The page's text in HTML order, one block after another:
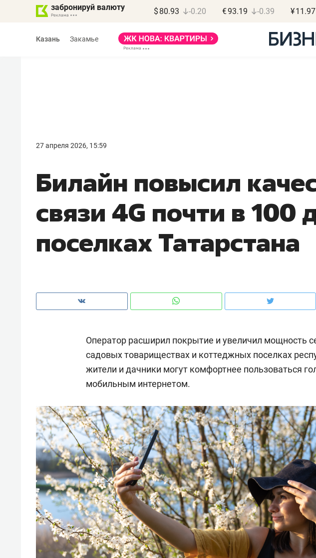
забронируй валюту $ 80.93 -0.20 €93.19 -0.39 ¥11.97
Казань Закамье
27 апреля 2026, 15:59
Билайн повысил
связи 4G почти в 100
поселках Татарстана
Оператор расширил покрытие и увеличил мощность
садовых товариществах и коттеджных поселках
жители и дачники могут комфортнее пользоваться
мобильным интернетом.
Рекомендуем
150 камер до квартиры и Face
ID вместо ключа: какой будет
безопасность в ЖК «Нова»
Рекомендуем
Опыт выживания в дикой
природе, работа
с ментальным и
состоянием как основа
антихрупких команд